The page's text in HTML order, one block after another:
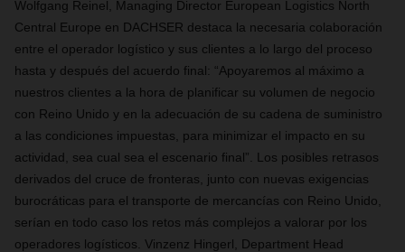
Wolfgang Reinel, Managing Director European Logistics North
Central Europe en DACHSER destaca la necesaria colaboración
entre el operador logístico y sus clientes a lo largo del proceso
hasta y después del acuerdo final: “Apoyaremos al máximo a
nuestros clientes a la hora de planificar su volumen de negocio
con Reino Unido y en la adecuación de su cadena de suministro
a las condiciones impuestas, para minimizar el impacto en su
actividad, sea cual sea el escenario final”. Los posibles retrasos
derivados del cruce de fronteras, junto con nuevas exigencias
burocráticas para el transporte de mercancías con Reino Unido,
serían en todo caso los retos más complejos a valorar por los
operadores logísticos. Vinzenz Hingerl, Department Head